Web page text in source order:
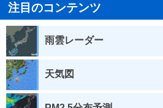
注目のコンテンツ
雨雲レーダー
天気図